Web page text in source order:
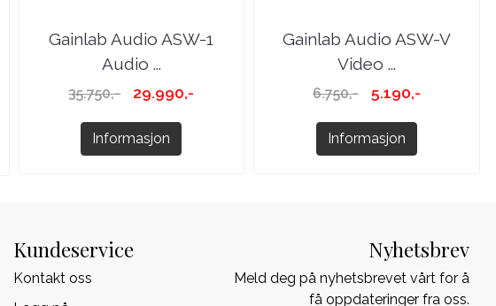
Gainlab Audio ASW-1
Audio ...
35.750,- 29.990,-
Informasjon
Gainlab Audio ASW-V
Video ...
6.750,- 5.190,-
Informasjon
Kundeservice
Kontakt oss
Nyhetsbrev
Meld deg på nyhetsbrevet vårt for å
få oppdateringer fra oss.